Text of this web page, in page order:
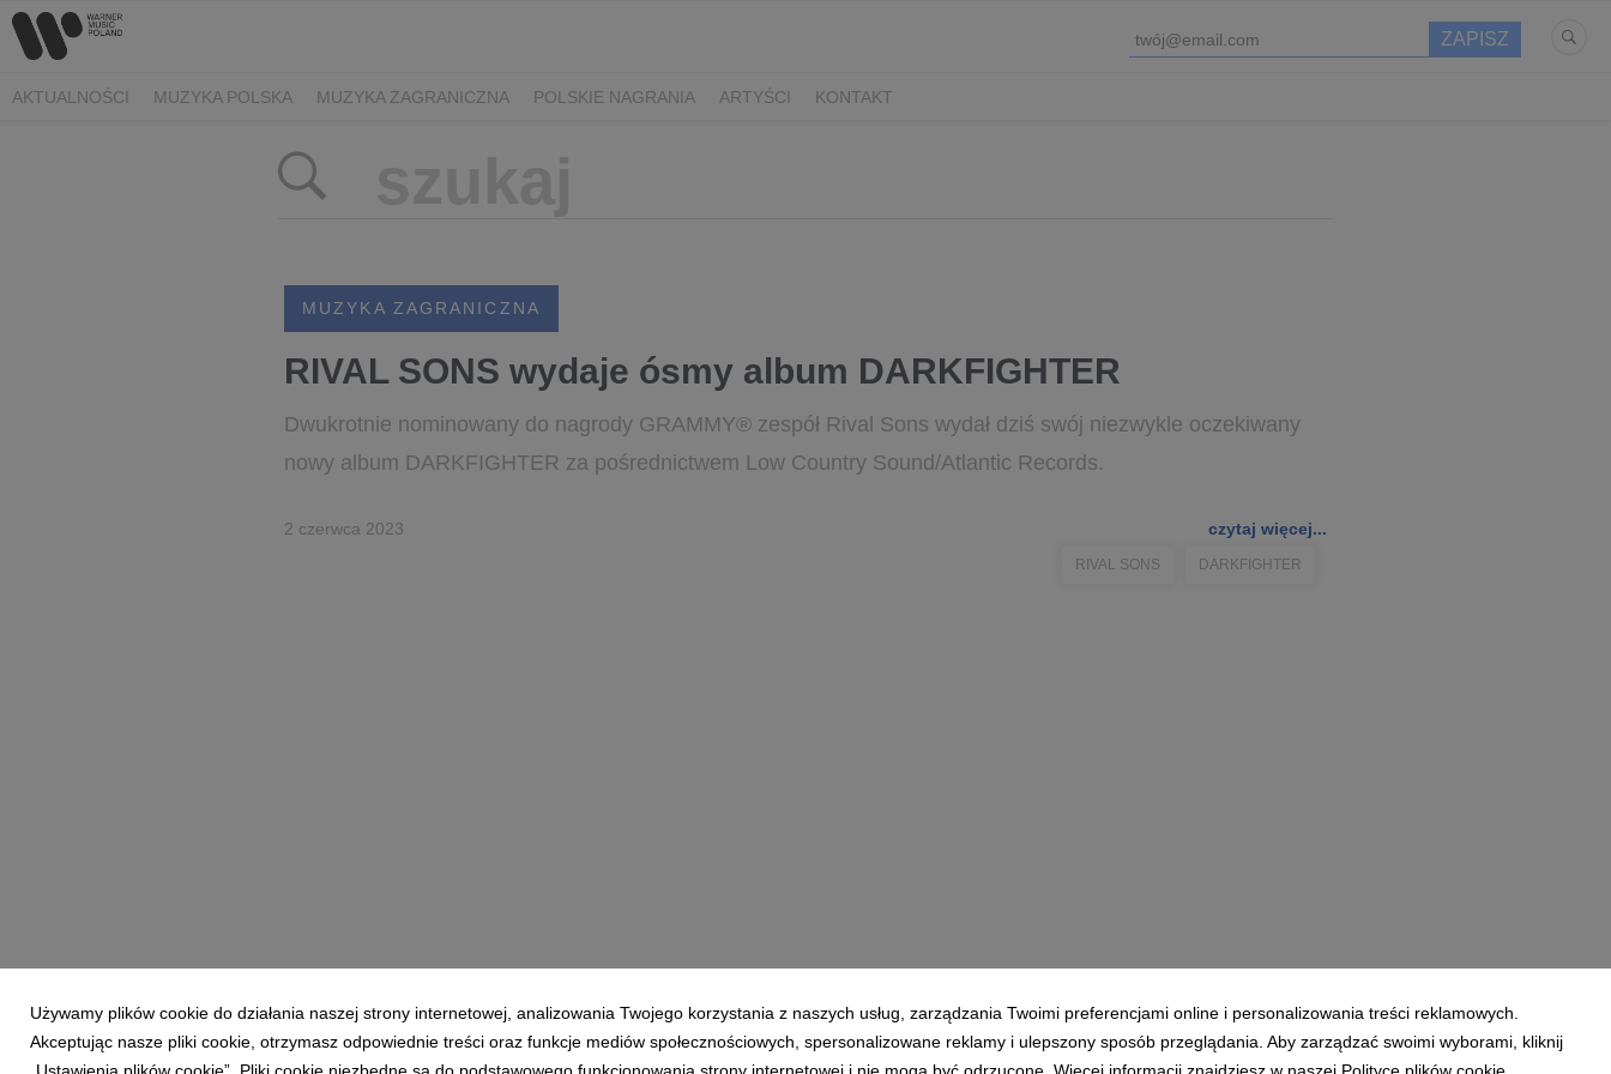
AKTUALNOŚCI MUZYKA POLSKA MUZYKA ZAGRANICZNA POLSKIE NAGRANIA ARTYŚCI KONTAKT
MUZYKA ZAGRANICZNA
RIVAL SONS wydaje ósmy album DARKFIGHTER
Dwukrotnie nominowany do nagrody GRAMMY® zespół Rival Sons wydał dziś swój niezwykle oczekiwany
nowy album DARKFIGHTER za pośrednictwem Low Country Sound/Atlantic Records.
2 czerwca 2023 czytaj więcej...
RIVAL SONS DARKFIGHTER
Używamy plików cookie do działania naszej strony internetowej, analizowania Twojego korzystania z naszych usług, zarządzania Twoimi preferencjami online i personalizowania treści reklamowych.
Akceptując nasze pliki cookie, otrzymasz odpowiednie treści oraz funkcje mediów społecznościowych, spersonalizowane reklamy i ulepszony sposób przeglądania. Aby zarządzać swoimi wyborami, kliknij